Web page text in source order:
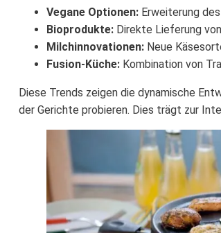
Vegane Optionen: Erweiterung
Bioprodukte: Direkte Lieferung
Milchinnovationen: Neue
Fusion-Küche: Kombination von
Diese Trends zeigen die dynamische
der Gerichte probieren. Dies trägt zur